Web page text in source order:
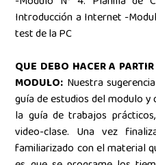
Introducción a Internet -
test de la PC
QUE DEBO HACER A
MODULO: Nuestra
guía de estudios del modulo y
la guía de trabajos
video-clase. Una vez
familiarizado con el material